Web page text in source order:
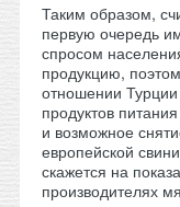
Таким образом,
первую очередь
спросом
продукцию,
отношении
продуктов
и возможное
европейской
скажется на
производителях